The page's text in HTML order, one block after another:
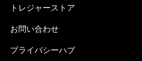
トレジャーストア
お問い合わせ
プライバシーハブ